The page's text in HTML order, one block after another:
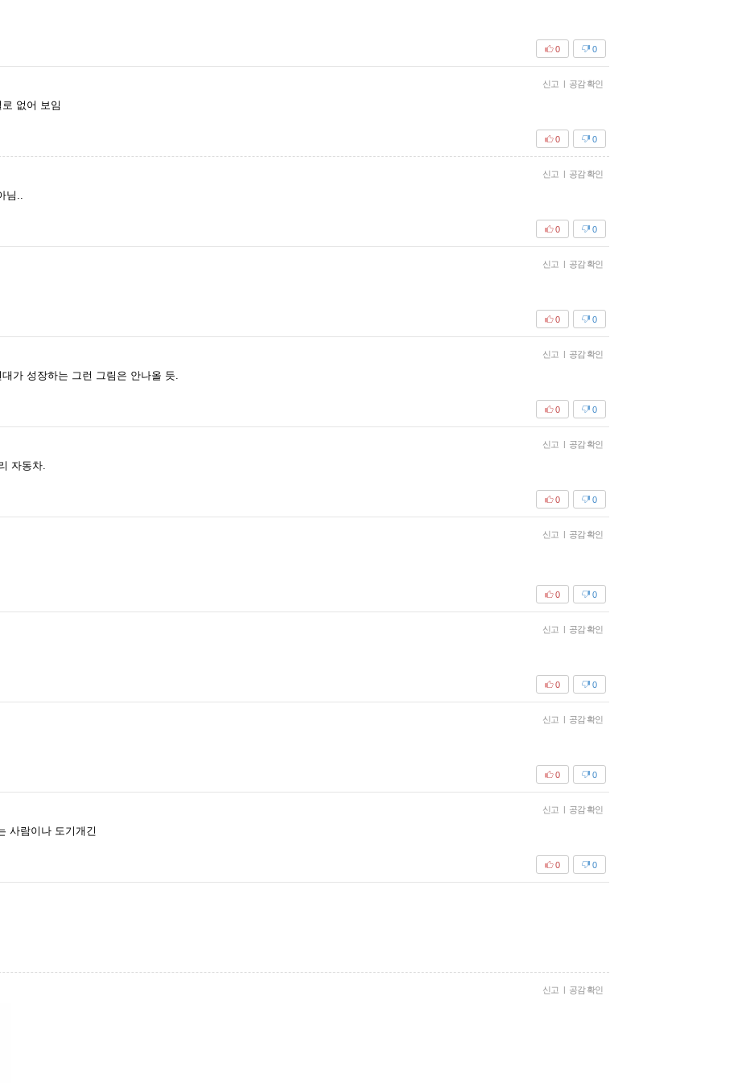
0
0
신고 | 공감 확인
없어 보임
0
0
신고 | 공감 확인
님..
0
0
신고 | 공감 확인
0
0
신고 | 공감 확인
가 성장하는 그런 그림은 안나올 듯.
0
0
신고 | 공감 확인
자동차.
0
0
신고 | 공감 확인
0
0
신고 | 공감 확인
0
0
신고 | 공감 확인
0
0
신고 | 공감 확인
사람이나 도기개긴
0
0
신고 | 공감 확인